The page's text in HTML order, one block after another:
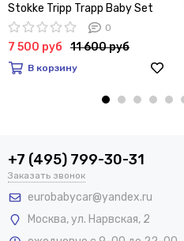
Stokke Tripp Trapp Baby Set
(Heather Mauve)
0
7 500 руб 11 600 руб
В корзину
+7 (495) 799-30-31
Заказать звонок
eurobabycar@yandex.ru
Москва,ул. Нарвская, 2